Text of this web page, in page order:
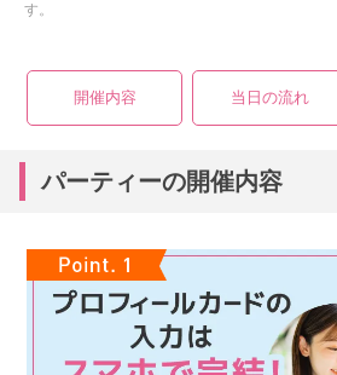
す。
開催内容 当日の流れ
パーティーの開催内容